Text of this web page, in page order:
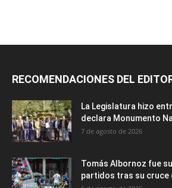
RECOMENDACIONES DEL
La Legislatura hizo
declara Monumento
7 de agosto de 2026
Tomás Albornoz fue
partidos tras su cruce